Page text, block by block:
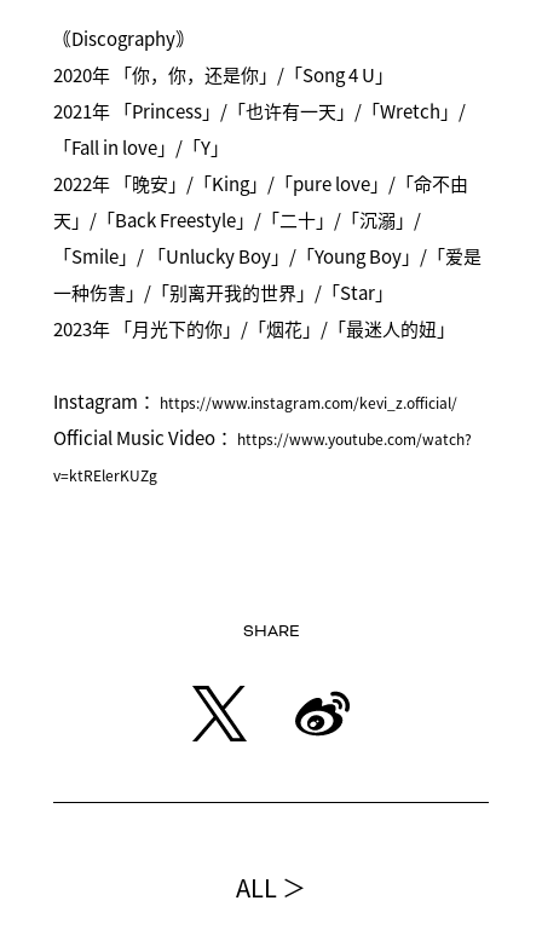
｟Discography｠
2020年 「你，你，还是你」/「Song 4 U」
2021年 「Princess」/「也许有一天」/「Wretch」/
「Fall in love」/「Y」
2022年 「晚安」/「King」/「pure love」/「命不由
天」/「Back Freestyle」/「二十」/「沉溺」/
「Smile」/ 「Unlucky Boy」/「Young Boy」/「爱是
一种伤害」/「别离开我的世界」/「Star」
2023年 「月光下的你」/「烟花」/「最迷人的妞」
Instagram： https://www.instagram.com/kevi_z.official/
Official Music Video： https://www.youtube.com/watch?
v=ktRElerKUZg
SHARE
ALL ＞